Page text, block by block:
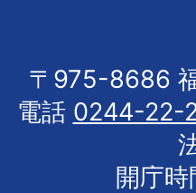
〒975-8686
電話 0244-22-
開庁